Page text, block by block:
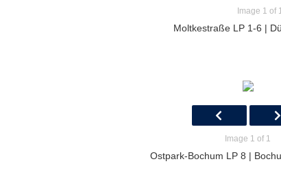
Image 1 of
Moltkestraße LP 1-6 |
Image 1 of 1
Ostpark-Bochum LP 8 |